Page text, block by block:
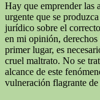
Hay que emprender las
urgente que se
jurídico sobre el
en mi opinión, derechos
primer lugar, es
cruel maltrato. No se
alcance de este
vulneración flagrante de